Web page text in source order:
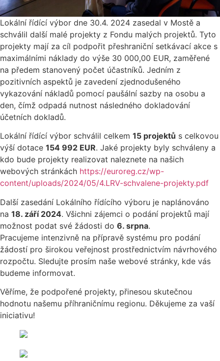
Lokální řídící výbor dne 30.4. 2024 zasedal v Mostě a
schválil další malé projekty z Fondu malých projektů. Tyto
projekty mají za cíl podpořit přeshraniční setkávací akce s
maximálními náklady do výše 30 000,00 EUR, zaměřené
na předem stanovený počet účastníků. Jedním z
pozitivních aspektů je zavedení zjednodušeného
vykazování nákladů pomocí paušální sazby na osobu a
den, čímž odpadá nutnost následného dokladování
účetních dokladů.
Lokální řídící výbor schválil celkem 15 projektů s celkovou
výší dotace 154 992 EUR. Jaké projekty byly schváleny a
kdo bude projekty realizovat naleznete na našich
webových stránkách https://euroreg.cz/wp-
content/uploads/2024/05/4.LRV-schvalene-projekty.pdf
Další zasedání Lokálního řídícího výboru je naplánováno
na 18. září 2024. Všichni zájemci o podání projektů mají
možnost podat své žádosti do 6. srpna.
Pracujeme intenzivně na přípravě systému pro podání
žádostí pro širokou veřejnost prostřednictvím návrhového
rozpočtu. Sledujte prosím naše webové stránky, kde vás
budeme informovat.
Věříme, že podpořené projekty, přinesou skutečnou
hodnotu našemu příhraničnímu regionu. Děkujeme za vaší
iniciativu!